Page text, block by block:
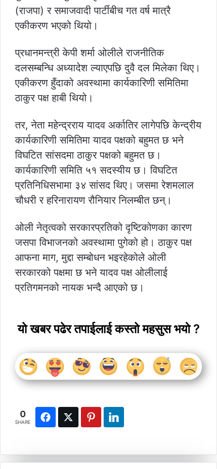
(राजपा) र समाजवादी पार्टीबीच गत वर्ष मात्रै
एकीकरण भएको थियो।
प्रधानमन्त्री केपी शर्मा ओलीले राजनीतिक
दलसम्बन्धि अध्यादेश ल्याएपछि दुवै दल मिलेका थिए।
एकीकरण हुँदाको अवस्थामा कार्यकारिणी समितिमा
ठाकुर पक्ष हाबी थियो।
तर, नेता महेन्द्रराय यादव अर्कातिर लागेपछि केन्द्रीय
कार्यकारिणी समितिमा यादव पक्षको बहुमत छ भने
विघटित सांसदमा ठाकुर पक्षको बहुमत छ।
कार्यकारिणी समिति ५१ सदस्यीय छ। विघटित
प्रतिनिधिसभामा ३४ सांसद थिए। जसमा रेशमलाल
चौधरी र हरिनारायण रौनियार निलम्बीत छन्।
ओली नेतृत्वको सरकारप्रतिको दृष्टिकोणका कारण
जसपा विभाजनको अवस्थामा पुगेको हो। ठाकुर पक्ष
आफना माग, मुद्दा सम्बोधन भइरहेकोले ओली
सरकारको पक्षमा छ भने यादव पक्ष ओलीलाई
प्रतिगमनको नायक भन्दै आएको छ।
यो खबर पढेर तपाईलाई कस्तो महसुस भयो ?
0
SHARE